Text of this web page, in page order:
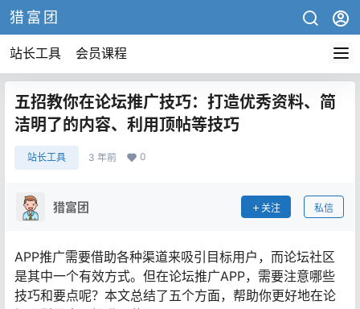
猎富团
站长工具 会员课程
五招教你在论坛推广技巧：打造优秀资料、简
洁明了的内容、利用顶帖等技巧
站长工具 3 年前 0
猎富团 关注 私信
APP推广需要借助各种渠道来吸引目标用户，而论坛社区
是其中一个有效方式。但在论坛推广APP，需要注意哪些
技巧和要点呢？本文总结了五个方面，帮助你更好地在论